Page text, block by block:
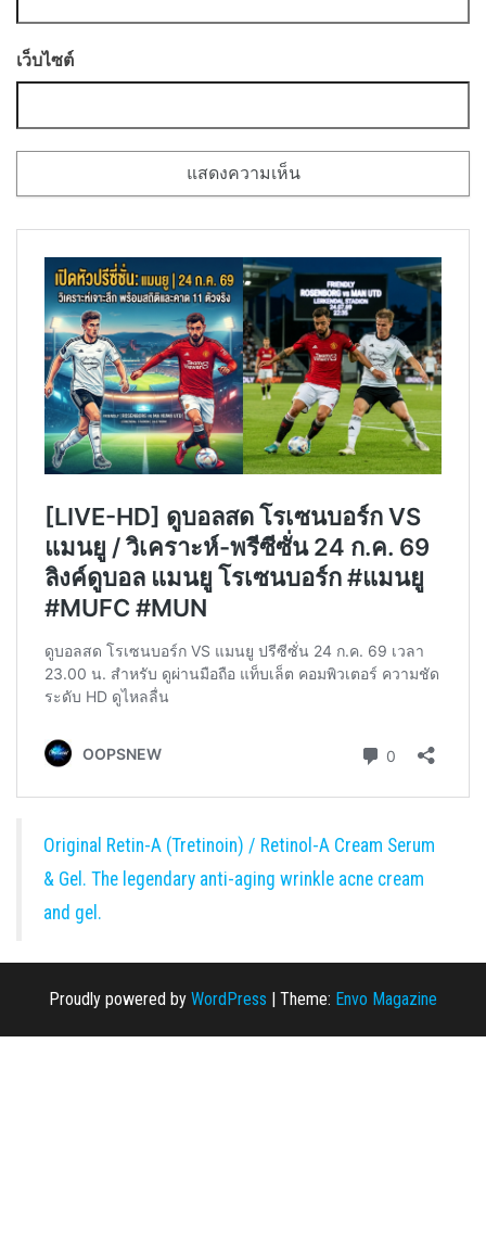
เว็บไซต์
Original Retin-A (Tretinoin) / Retinol-A Cream Serum
& Gel. The legendary anti-aging wrinkle acne cream
and gel.
Proudly powered by WordPress Theme: Envo Magazine